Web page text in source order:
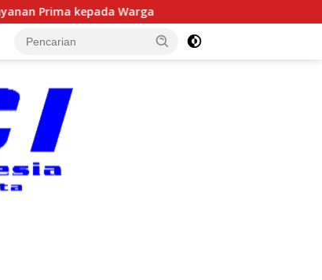
Mutasi Besar di Polres Gunungkidul, Kapolres